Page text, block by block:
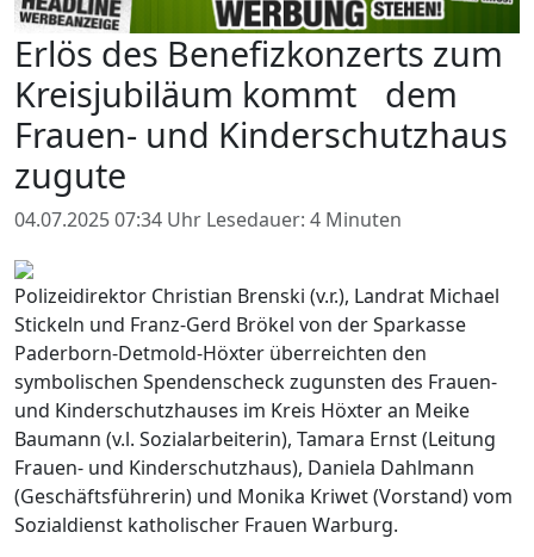
Erlös des Benefizkonzerts zum
Kreisjubiläum kommt dem
Frauen- und Kinderschutzhaus
zugute
04.07.2025 07:34 Uhr Lesedauer: 4 Minuten
Polizeidirektor Christian Brenski (v.r.), Landrat Michael
Stickeln und Franz-Gerd Brökel von der Sparkasse
Paderborn-Detmold-Höxter überreichten den
symbolischen Spendenscheck zugunsten des Frauen-
und Kinderschutzhauses im Kreis Höxter an Meike
Baumann (v.l. Sozialarbeiterin), Tamara Ernst (Leitung
Frauen- und Kinderschutzhaus), Daniela Dahlmann
(Geschäftsführerin) und Monika Kriwet (Vorstand) vom
Sozialdienst katholischer Frauen Warburg.